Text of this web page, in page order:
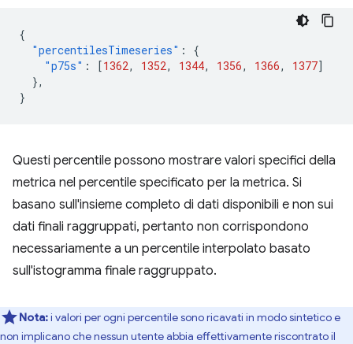
{
"percentilesTimeseries" :
{
"p75s" : [1362, 1352, 1344, 1356, 1366, 1377]
},
}
Questi percentile possono mostrare valori specifici della
metrica nel percentile specificato per la metrica. Si
basano sull'insieme completo di dati disponibili e non sui
dati finali raggruppati, pertanto non corrispondono
necessariamente a un percentile interpolato basato
sull'istogramma finale raggruppato.
Nota:i valori per ogni percentile sono ricavati in modo sintetico e
non implicano che nessun utente abbia effettivamente riscontrato il